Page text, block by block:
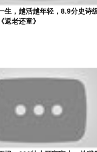
生，越活越年轻，8.9分史诗
老还童》